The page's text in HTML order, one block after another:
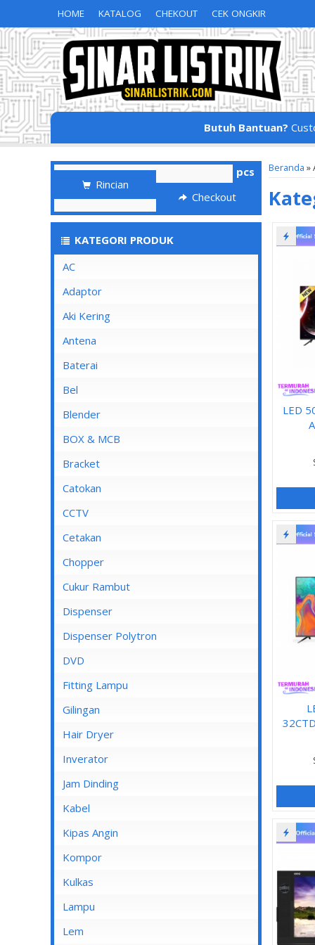
HOME KATALOG CHEKOUT CEK ONGKIR
Butuh Bantuan?
Beranda »
LED
pcs
Rincian
Checkout
KATEGORI PRODUK
AC
Adaptor
Aki Kering
Antena
Baterai
Bel
Blender
Blender Advance
Blender Cosmos
Blender Kirin
Blender Maspion
Blender Miyako
BOX & MCB
MCB
MCB 1 Pole
MCB 2 Pole
MCB 3 Pole
MCB 4 Pole
Bracket
Catokan
CCTV
DVR
Cetakan
Chopper
Cukur Rambut
Dispenser
Dispenser Cosmos
Dispenser Miyako
Dispenser Sanken
Dispenser Polytron
DVD
Fitting Lampu
Gilingan
Hair Dryer
Inverator
Jam Dinding
Kabel
Inbow/Outbow T Dus
Kabel Aksesoris
Kabel Antena
Kabel BC
Kipas Angin
Kipas Angin Berdiri
Kipas Angin Dinding
Kipas Angin Duduk
Kipas Angin Gantung
Kompor
Kompor Rinnai
Kulkas
LG
POLYTRON
Lampu
Fitting Lampu
Lem